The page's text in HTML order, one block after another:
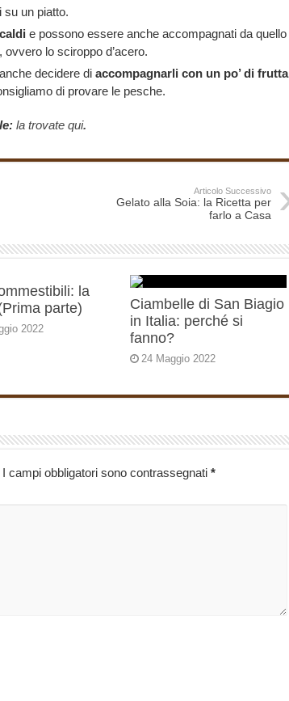
su un piatto.
e possono essere anche accompagnati da quello
lo sciroppo d’acero.
decidere di accompagnarli con un po’ di frutta
di provare le pesche.
la trovate qui.
Articolo Successivo
Gelato alla Soia: la Ricetta per
farlo a Casa
la
parte)
2022
Ciambelle di San Biagio
in Italia: perché si
fanno?
24 Maggio 2022
I campi obbligatori sono contrassegnati *